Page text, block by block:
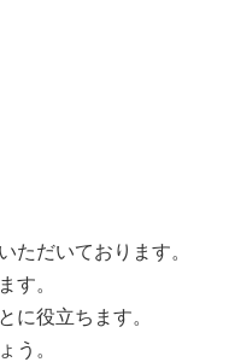
ただいております。
す。
に役立ちます。
う。